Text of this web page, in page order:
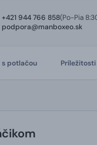
+421 944 766 858(Po-Pia
podpora@manboxeo.sk
s potlačou Príležitosti